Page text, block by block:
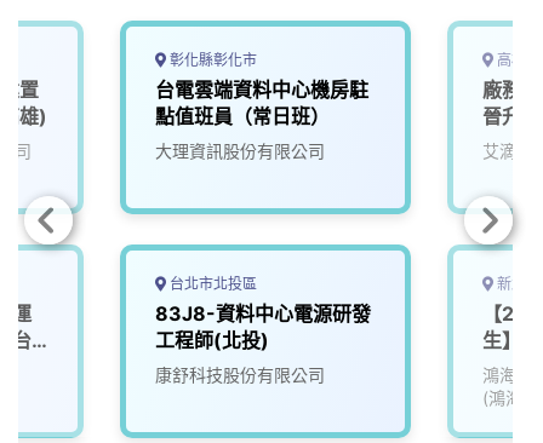
置
雄)
司
運
台
彰化縣彰化市
台電雲端資料中心機房駐
點值班員（常日班）
大理資訊股份有限公司
台北市北投區
83J8-資料中心電源研發
工程師(北投)
康舒科技股份有限公司
高雄
廠務
晉升
艾滴科
新北
【
生】-
程師
鴻海精
(鴻海)